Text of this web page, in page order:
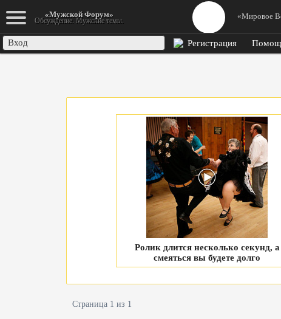
«Мужской Форум»
Обсуждение. Мужские темы. «Мировое
Ролик длится несколько секунд, а
смеяться вы будете долго
Страница 1 из 1
Вход Регистрация